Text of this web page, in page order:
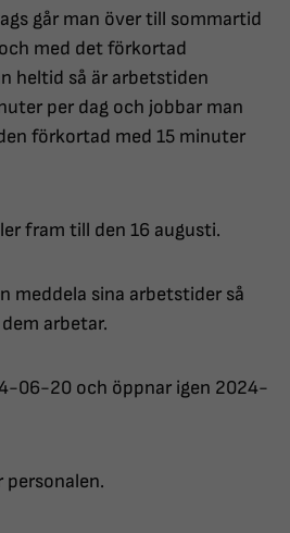
går man över till sommartid
med det förkortad
heltid så är arbetstiden
per dag och jobbar man
förkortad med 15 minuter
fram till den 16 augusti.
meddela sina arbetstider så
arbetar.
06-20 och öppnar igen 2024-
personalen.